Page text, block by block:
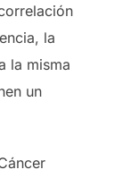
la
la misma
un